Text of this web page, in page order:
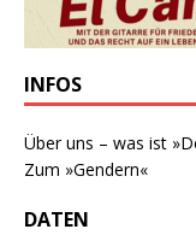
INFOS
Über uns – was ist
Zum »Gendern«
DATEN